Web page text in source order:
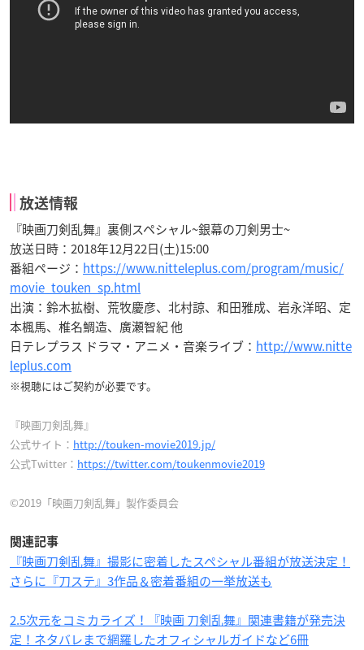
放送情報
『映画刀剣乱舞』裏側スペシャル~銀幕の刀剣男士~
放送日時：2018年12月22日(土)15:00
番組ページ： https://www.nitteleplus.com/program/music/
movie_touken_sp.html
出演：鈴木拡樹、荒牧慶彦、北村諒、和田雅成、岩永洋昭、定
本楓馬、椎名鯛造、廣瀬智紀 他
日テレプラス ドラマ・アニメ・音楽ライブ： http://www.nitte
leplus.com
※視聴にはご契約が必要です。
『映画刀剣乱舞』
公式サイト： http://touken-movie2019.jp/
公式Twitter： https://twitter.com/toukenmovie2019
©2019「映画刀剣乱舞」製作委員会
関連記事
『映画刀剣乱舞』撮影に密着したスペシャル番組が放送決定！
さらに『刀ステ』3作品＆密着番組の一挙放送も
2.5次元をコミカライズ！『映画 刀剣乱舞』関連書籍が発売決
定！ネタバレまで網羅したオフィシャルガイドなど6冊